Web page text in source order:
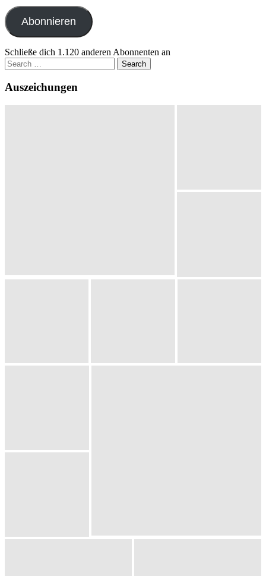
Adresse
Abonnieren
Schließe dich 1.120 anderen Abonnenten an
Search
for:
Auszeichungen